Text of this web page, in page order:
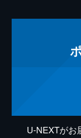
U-NEXTがお